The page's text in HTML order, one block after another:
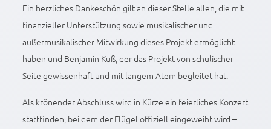
Ein herzliches Dankeschön gilt an dieser Stelle allen, die mit
finanzieller Unterstützung sowie musikalischer und
außermusikalischer Mitwirkung dieses Projekt ermöglicht
haben und Benjamin Kuß, der das Projekt von schulischer
Seite gewissenhaft und mit langem Atem begleitet hat.
Als krönender Abschluss wird in Kürze ein feierliches Konzert
stattfinden, bei dem der Flügel offiziell eingeweiht wird –